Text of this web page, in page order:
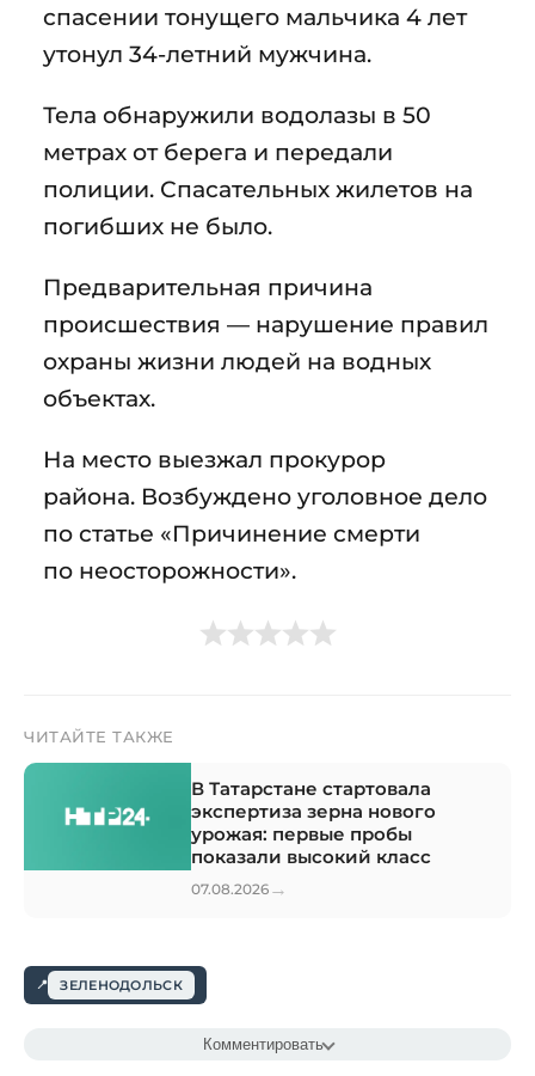
спасении тонущего мальчика 4 лет
утонул 34-летний мужчина.
Тела обнаружили водолазы в 50
метрах от берега и передали
полиции. Спасательных жилетов на
погибших не было.
‎Предварительная причина
происшествия — нарушение правил
охраны жизни людей на водных
объектах.
На место выезжал прокурор
района. Возбуждено уголовное дело
по статье «Причинение смерти
по неосторожности».
ЧИТАЙТЕ ТАКЖЕ
В Татарстане стартовала
экспертиза зерна нового
урожая: первые пробы
показали высокий класс
07.08.2026 →
ЗЕЛЕНОДОЛЬСК
Комментировать